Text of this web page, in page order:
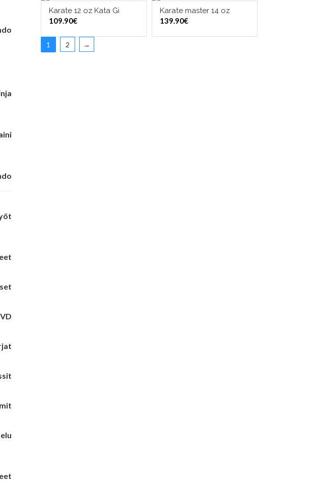
VALITSE VAIHTOEHDOISTA
Karate 12 oz Kata Gi
109.90€
VALITSE VAIHTOEHDOISTA
Karate master 14 oz
139.90€
1 2 →